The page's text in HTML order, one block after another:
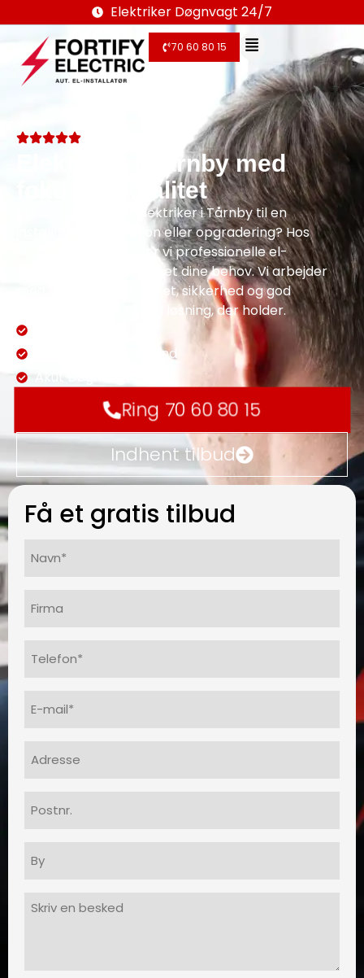
Elektriker Døgnvagt 24/7
70 60 80 15
Elektriker i Tårnby med
fokus på kvalitet
Har du brug for en elektriker i Tårnby til en
installation, reparation eller opgradering? Hos
Fortify Electric leverer vi professionelle el-
løsninger, der er tilpasset dine behov. Vi arbejder
med fokus på høj kvalitet, sikkerhed og god
rådgivning, så du får en løsning, der holder.
Dækker hele Sjælland
Ring 70 60 80 15
Indhent tilbud
Få et gratis tilbud
(Påkrævet)
(Påkrævet)
mail
(Påkrævet)